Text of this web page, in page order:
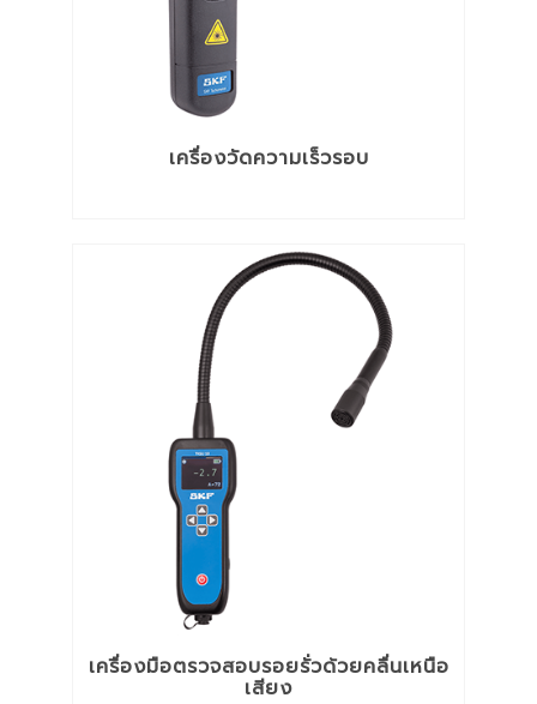
เครื่องวัดความเร็วรอบ
เครื่องมือตรวจสอบรอยรั่วด้วยคลื่นเหนือ
เสียง